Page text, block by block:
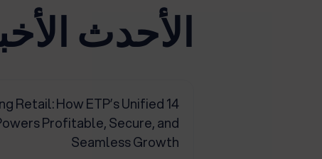
الأحدث
Retail: How ETP’s Unified
Profitable, Secure, and
Seamless Growth